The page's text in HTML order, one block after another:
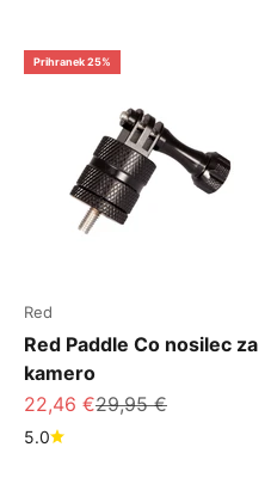
Prihranek 25%
Red
Red Paddle Co nosilec za
kamero
Znižana cena
22,46 €Redna cena
29,95 €
5.0